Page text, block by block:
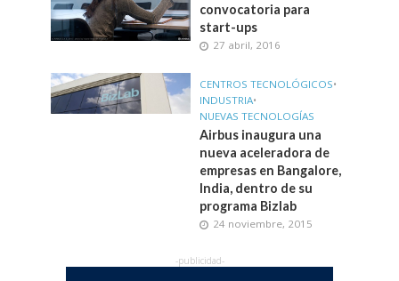
convocatoria para
start-ups
27 abril, 2016
CENTROS TECNOLÓGICOS•
INDUSTRIA•
NUEVAS TECNOLOGÍAS
Airbus inaugura una
nueva aceleradora de
empresas en Bangalore,
India, dentro de su
programa Bizlab
24 noviembre, 2015